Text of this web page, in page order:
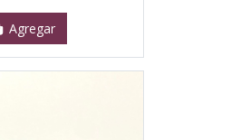
Agregar